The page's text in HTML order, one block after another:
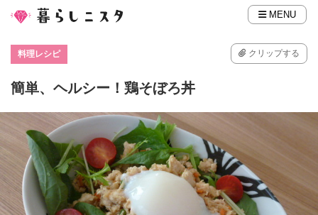
MENU
料理レシピ クリップする
簡単、ヘルシー！鶏そぼろ丼